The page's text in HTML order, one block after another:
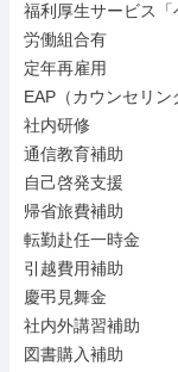
福利厚生サービス「
労働組合有
定年再雇用
EAP（カウンセリン
社内研修
通信教育補助
自己啓発支援
帰省旅費補助
転勤赴任一時金
引越費用補助
慶弔見舞金
社内外講習補助
図書購入補助